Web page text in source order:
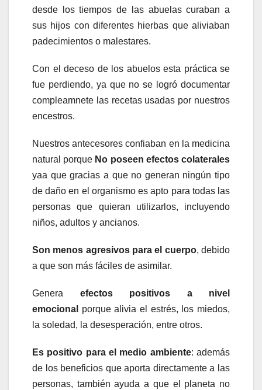
desde los tiempos de las abuelas curaban a
sus hijos con diferentes hierbas que aliviaban
padecimientos o malestares.
Con el deceso de los abuelos esta práctica se
fue perdiendo, ya que no se logró documentar
compleamnete las recetas usadas por nuestros
encestros.
Nuestros antecesores confiaban en la medicina
natural porque No poseen efectos colaterales
yaa que gracias a que no generan ningún tipo
de daño en el organismo es apto para todas las
personas que quieran utilizarlos, incluyendo
niños, adultos y ancianos.
Son menos agresivos para el cuerpo, debido
a que son más fáciles de asimilar.
Genera efectos positivos a nivel
emocional
porque alivia el estrés, los miedos,
la soledad, la desesperación, entre otros.
Es positivo para el medio ambiente: además
de los beneficios que aporta directamente a las
personas, también ayuda a que el planeta no